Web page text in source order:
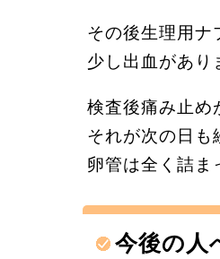
その後生理用ナ
少し出血があり
検査後痛み止め
それが次の日も
卵管は全く詰ま
今後の人